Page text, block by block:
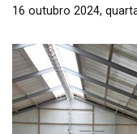
16 outubro 2024,